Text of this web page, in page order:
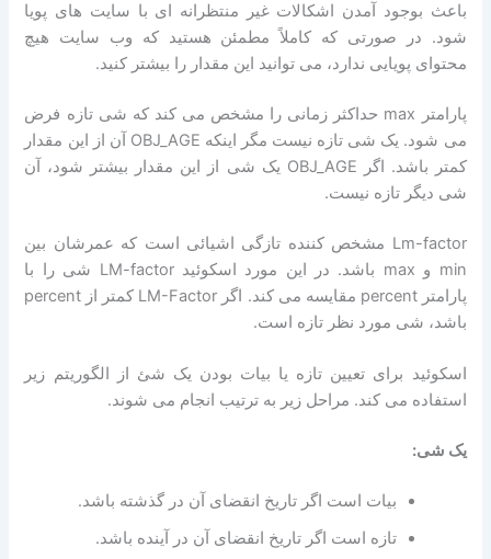
باعث بوجود آمدن اشکالات غیر منتظرانه ای با سایت های پویا
شود. در صورتی که کاملاً مطمئن هستید که وب سایت هیچ
محتوای پویایی ندارد، می توانید این مقدار را بیشتر کنید.
پارامتر max حداکثر زمانی را مشخص می کند که شی تازه فرض
می شود. یک شی تازه نیست مگر اینکه OBJ_AGE آن از این مقدار
کمتر باشد. اگر OBJ_AGE یک شی از این مقدار بیشتر شود، آن
شی دیگر تازه نیست.
Lm-factor مشخص کننده تازگی اشیائی است که عمرشان بین
min و max باشد. در این مورد اسکوئید LM-factor شی را با
پارامتر percent مقایسه می کند. اگر LM-Factor کمتر از percent
باشد، شی مورد نظر تازه است.
اسکوئید برای تعیین تازه یا بیات بودن یک شئ از الگوریتم زیر
استفاده می کند. مراحل زیر به ترتیب انجام می شوند.
یک شی:
بیات است اگر تاریخ انقضای آن در گذشته باشد.
تازه است اگر تاریخ انقضای آن در آینده باشد.